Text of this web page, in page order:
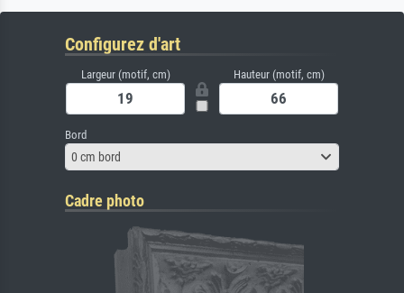
Configurez d'art
Largeur (motif, cm) Hauteur (motif, cm)
Bord
0 cm bord
Cadre photo